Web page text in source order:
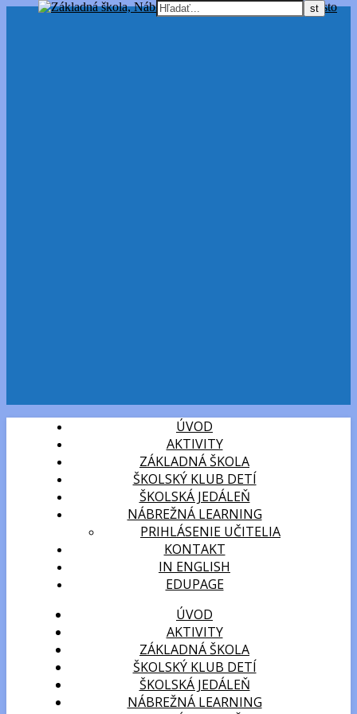
ÚVOD
AKTIVITY
ZÁKLADNÁ ŠKOLA
ŠKOLSKÝ KLUB DETÍ
ŠKOLSKÁ JEDÁLEŇ
NÁBREŽNÁ LEARNING
PRIHLÁSENIE UČITELIA
KONTAKT
IN ENGLISH
EDUPAGE
ÚVOD
AKTIVITY
ZÁKLADNÁ ŠKOLA
ŠKOLSKÝ KLUB DETÍ
ŠKOLSKÁ JEDÁLEŇ
NÁBREŽNÁ LEARNING